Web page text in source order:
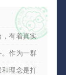
有着真实
作为一群
理念是打